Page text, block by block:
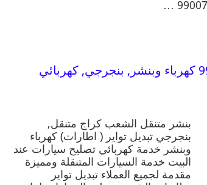
بنشر متنقل | كراج الشعب 99007355 كهرباء وبنشر, بنجرجي, كهربائي
بنشر متنقل الشعب كراج متنقل,
بنجرجي تبديل تواير ( اطارات) كهرباء
وبنشر خدمة كهربائي تصليح سيارات عند
البيت خدمة السيارات المتنقلة ومميزة
مقدمة لجميع العملاء تبديل تواير